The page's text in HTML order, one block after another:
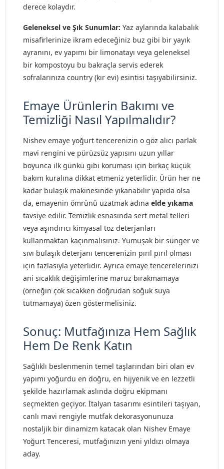
derece kolaydır.
Geleneksel ve Şık Sunumlar: Yaz aylarında kalabalık
misafirlerinize ikram edeceğiniz buz gibi bir yayık
ayranını, ev yapımı bir limonatayı veya geleneksel
bir kompostoyu bu bakraçla servis ederek
sofralarınıza country (kır evi) esintisi taşıyabilirsiniz.
Emaye Ürünlerin Bakımı ve
Temizliği Nasıl Yapılmalıdır?
Nishev emaye yoğurt tencerenizin o göz alıcı parlak
mavi rengini ve pürüzsüz yapısını uzun yıllar
boyunca ilk günkü gibi koruması için birkaç küçük
bakım kuralına dikkat etmeniz yeterlidir. Ürün her ne
kadar bulaşık makinesinde yıkanabilir yapıda olsa
da, emayenin ömrünü uzatmak adına elde yıkama
tavsiye edilir. Temizlik esnasında sert metal telleri
veya aşındırıcı kimyasal toz deterjanları
kullanmaktan kaçınmalısınız. Yumuşak bir sünger ve
sıvı bulaşık deterjanı tencerenizin pırıl pırıl olması
için fazlasıyla yeterlidir. Ayrıca emaye tencerelerinizi
ani sıcaklık değişimlerine maruz bırakmamaya
(örneğin çok sıcakken doğrudan soğuk suya
tutmamaya) özen göstermelisiniz.
Sonuç: Mutfağınıza Hem Sağlık
Hem De Renk Katın
Sağlıklı beslenmenin temel taşlarından biri olan ev
yapımı yoğurdu en doğru, en hijyenik ve en lezzetli
şekilde hazırlamak aslında doğru ekipmanı
seçmekten geçiyor. İtalyan tasarımı esintileri taşıyan,
canlı mavi rengiyle mutfak dekorasyonunuza
nostaljik bir dinamizm katacak olan Nishev Emaye
Yoğurt Tenceresi, mutfağınızın yeni yıldızı olmaya
aday.